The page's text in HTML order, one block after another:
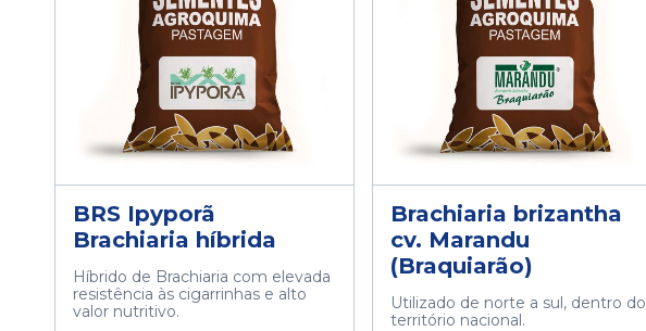
BRS Ipyporã
Brachiaria híbrida
Híbrido de Brachiaria com elevada
resistência às cigarrinhas e alto
valor nutritivo.
Brachiaria brizantha
cv. Marandu
(Braquiarão)
Utilizado de norte a sul, dentro do
território nacional.